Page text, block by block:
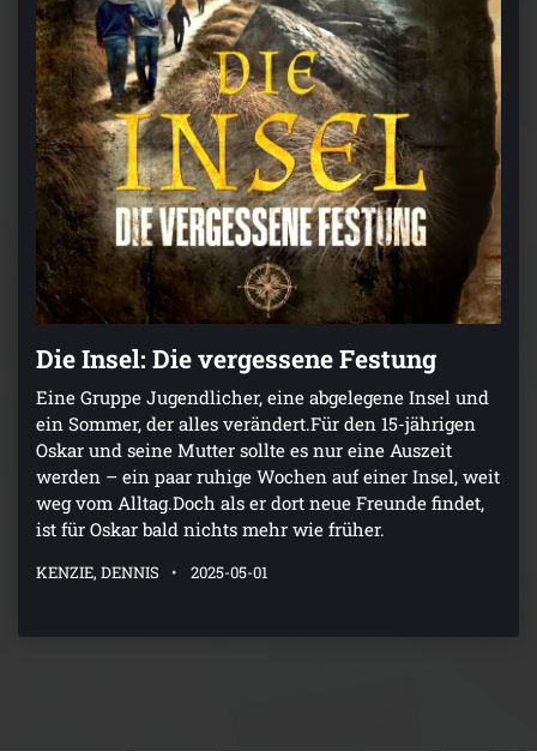
Die Insel: Die vergessene Festung
Eine Gruppe Jugendlicher, eine abgelegene Insel und
ein Sommer, der alles verändert.Für den 15-jährigen
Oskar und seine Mutter sollte es nur eine Auszeit
werden – ein paar ruhige Wochen auf einer Insel, weit
weg vom Alltag.Doch als er dort neue Freunde findet,
ist für Oskar bald nichts mehr wie früher.
KENZIE, DENNIS 2025-05-01